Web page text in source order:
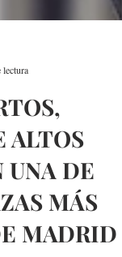
lectura
ALTOS
UNA DE